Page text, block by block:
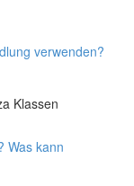
verwenden?
Klassen
Was kann